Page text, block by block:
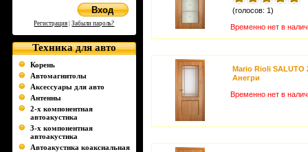
Регистрация |Забыли пароль?
Техника для авто
Корень
Автомагнитолы
Аксессуары для авто
Антенны
2-х компонентная
автоакустика
3-х компонентная
автоакустика
Автоакустика коаксиальная
(голосов: 1)
Временно нет в
Mario Rioli SALUTO
Анегри
Временно нет в